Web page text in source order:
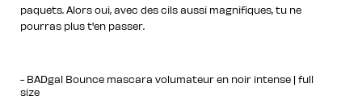
paquets. Alors oui, avec des cils aussi magnifiques, tu ne
pourras plus t'en passer.
- BADgal Bounce mascara volumateur en noir intense | full
size